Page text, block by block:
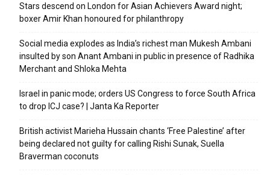
Stars descend on London for Asian Achievers Award night;
boxer Amir Khan honoured for philanthropy
Social media explodes as India’s richest man Mukesh Ambani
insulted by son Anant Ambani in public in presence of Radhika
Merchant and Shloka Mehta
Israel in panic mode; orders US Congress to force South Africa
to drop ICJ case? | Janta Ka Reporter
British activist Marieha Hussain chants ‘Free Palestine’ after
being declared not guilty for calling Rishi Sunak, Suella
Braverman coconuts